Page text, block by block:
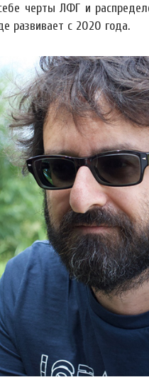
черты ЛФГ и
развивает с 2020 года.